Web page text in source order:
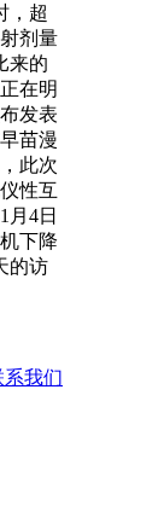
，超
剂量
来的
在明
发表
苗漫
此次
性互
月4日
下降
的访
系我们